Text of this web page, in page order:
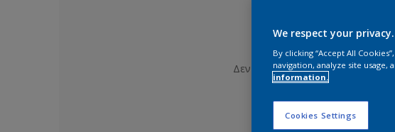
Δεν έχει επιλεγεί απόχρωση
We respect your privacy.
By clicking “Accept All
navigation, analyze site usage,
information.
Cookies Settings